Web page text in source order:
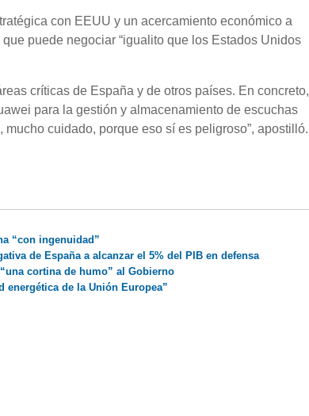
con EEUU y un acercamiento económico a
puede negociar “igualito que los Estados Unidos
críticas de España y de otros países. En concreto,
para la gestión y almacenamiento de escuchas
cuidado, porque eso sí es peligroso”, apostilló.
“con ingenuidad”
de España a alcanzar el 5% del PIB en defensa
cortina de humo” al Gobierno
energética de la Unión Europea”